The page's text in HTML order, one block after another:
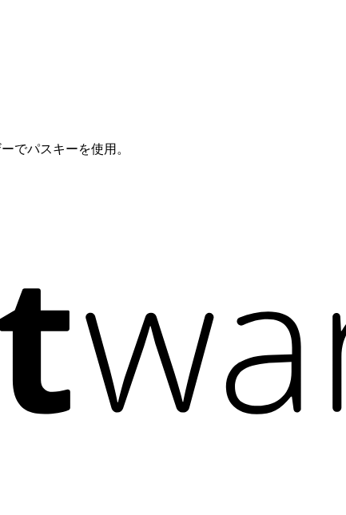
でパスキーを使用。